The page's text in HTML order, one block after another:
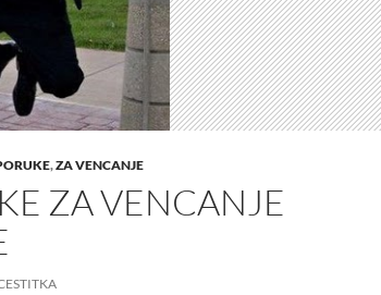
,ZA VENCANJE
ZA VENCANJE